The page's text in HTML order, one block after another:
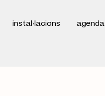
instal·lacions agenda